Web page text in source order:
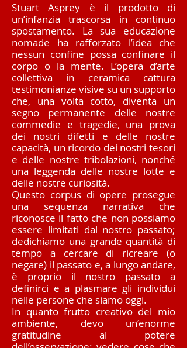
Stuart Asprey è il prodotto di
un’infanzia trascorsa in continuo
spostamento. La sua educazione
nomade ha rafforzato l’idea che
nessun confine possa confinare il
corpo o la mente. L’opera d’arte
collettiva in ceramica cattura
testimonianze visive su un supporto
che, una volta cotto, diventa un
segno permanente delle nostre
commedie e tragedie, una prova
dei nostri difetti e delle nostre
capacità, un ricordo dei nostri tesori
e delle nostre tribolazioni, nonché
una leggenda delle nostre lotte e
delle nostre curiosità.
Questo corpus di opere prosegue
una sequenza narrativa che
riconosce il fatto che non possiamo
essere limitati dal nostro passato;
dedichiamo una grande quantità di
tempo a cercare di ricreare (o
negare) il passato e, a lungo andare,
è proprio il nostro passato a
definirci e a plasmare gli individui
nelle persone che siamo oggi.
In quanto frutto creativo del mio
ambiente, devo un’enorme
gratitudine al potere